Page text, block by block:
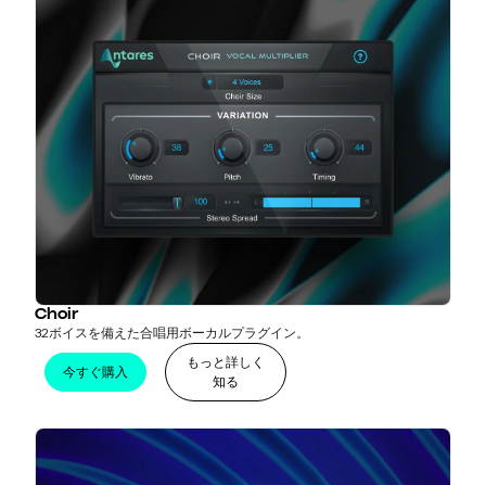
Choir
32ボイスを備えた合唱用ボーカルプラグイン。
今すぐ購入
もっと詳しく
知る